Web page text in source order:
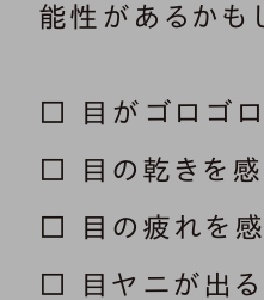
能性があるかも
□ 目がゴロゴロ
□ 目の乾きを感
□ 目の疲れを感
□ 目ヤニが出る